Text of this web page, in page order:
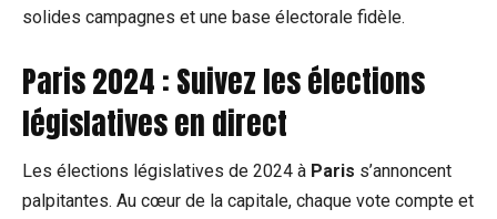
solides campagnes et une base électorale fidèle.
Paris 2024 : Suivez les élections
législatives en direct
Les élections législatives de 2024 à Paris s’annoncent
palpitantes. Au cœur de la capitale, chaque vote compte et